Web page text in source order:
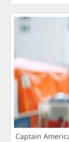
Captain